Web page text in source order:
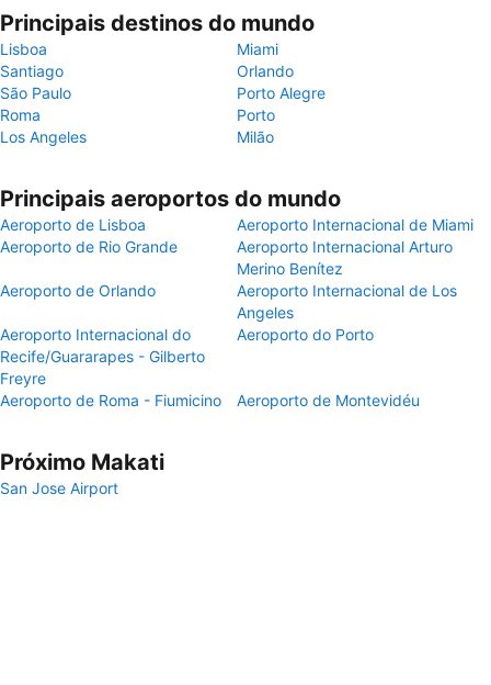
Principais destinos do mundo
Lisboa
Miami
Santiago
Orlando
São Paulo
Porto Alegre
Roma
Porto
Los Angeles
Milão
Principais aeroportos do mundo
Aeroporto de Lisboa
Aeroporto Internacional de Miami
Aeroporto de Rio Grande
Aeroporto Internacional Arturo
Merino Benítez
Aeroporto de Orlando
Aeroporto Internacional de Los
Angeles
Aeroporto Internacional do
Recife/Guararapes - Gilberto
Freyre
Aeroporto do Porto
Aeroporto de Roma - Fiumicino Aeroporto de Montevidéu
Próximo Makati
San Jose Airport